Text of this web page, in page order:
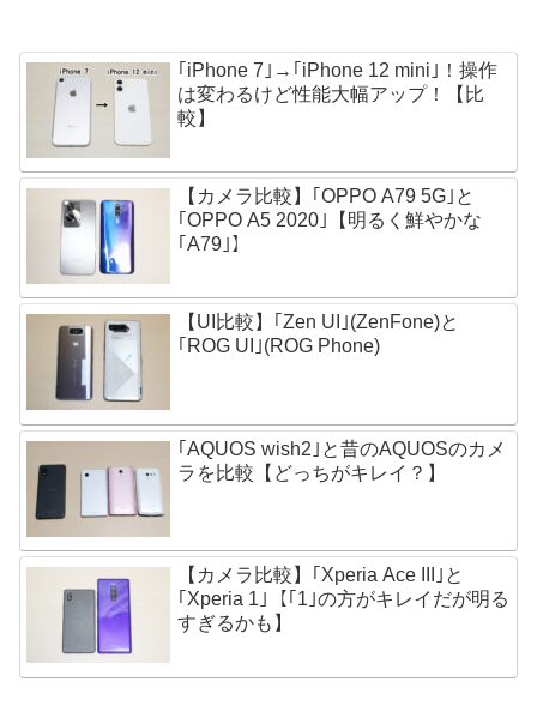
｢iPhone 7｣→｢iPhone 12 mini｣！操作
は変わるけど性能大幅アップ！【比
較】
【カメラ比較】｢OPPO A79 5G｣と
｢OPPO A5 2020｣【明るく鮮やかな
｢A79｣】
【UI比較】｢Zen UI｣(ZenFone)と
｢ROG UI｣(ROG Phone)
｢AQUOS wish2｣と昔のAQUOSのカメ
ラを比較【どっちがキレイ？】
【カメラ比較】｢Xperia Ace III｣と
｢Xperia 1｣【｢1｣の方がキレイだが明る
すぎるかも】